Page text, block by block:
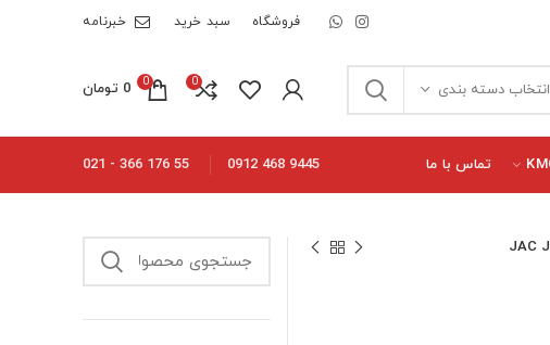
فروشگاه سبد خرید خبرنامه
انتخاب دسته بندی 0
0
0 تومان
تماس با ما 9445 468 0912
55 176 366 - 021